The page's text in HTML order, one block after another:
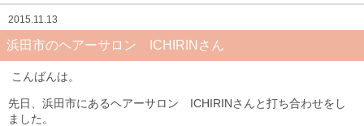
2015.11.13
浜田市のヘアーサロン ICHIRINさん
こんばんは。
先日、浜田市にあるヘアーサロン ICHIRINさんと打ち合わせをし
ました。